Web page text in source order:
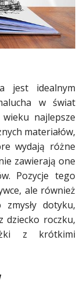
jest idealnym
w świat
najlepsze
materiałów,
wydają różne
zawierają one
Pozycje tego
ale również
dotyku,
dziecko roczku,
z krótkimi